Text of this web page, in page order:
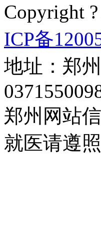
Copyright
ICP备
地址：郑
郑州网站
就医请遵